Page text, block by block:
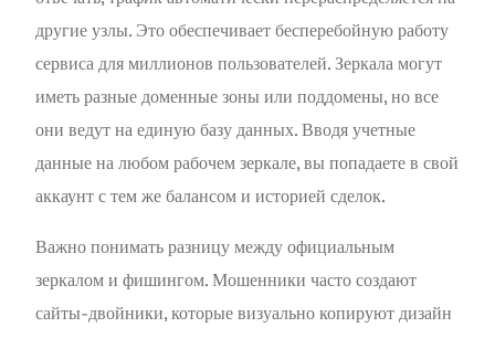
другие узлы. Это обеспечивает бесперебойную работу
сервиса для миллионов пользователей. Зеркала могут
иметь разные доменные зоны или поддомены, но все
они ведут на единую базу данных. Вводя учетные
данные на любом рабочем зеркале, вы попадаете в свой
аккаунт с тем же балансом и историей сделок.
Важно понимать разницу между официальным
зеркалом и фишингом. Мошенники часто создают
сайты-двойники, которые визуально копируют дизайн